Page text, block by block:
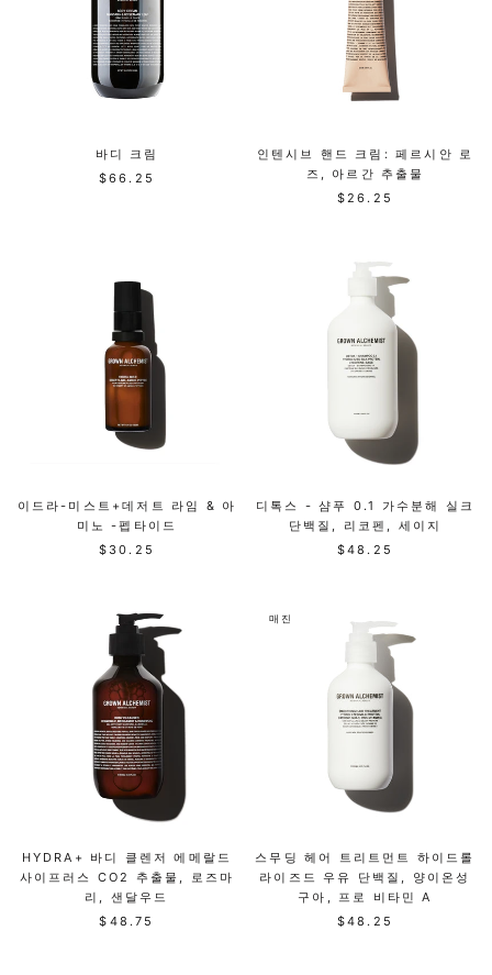
바디 크림
$66.25
인텐시브 핸드 크림: 페르시안 로
즈, 아르간 추출물
$26.25
이드라-미스트+데저트 라임 & 아
미노 -펩타이드
$30.25
디톡스 - 샴푸 0.1 가수분해 실크
단백질, 리코펜, 세이지
$48.25
HYDRA+ 바디 클렌저 에메랄드
사이프러스 CO2 추출물, 로즈마
리, 샌달우드
$48.75
매진
스무딩 헤어 트리트먼트 하이드롤
라이즈드 우유 단백질, 양이온성
구아, 프로 비타민 A
$48.25